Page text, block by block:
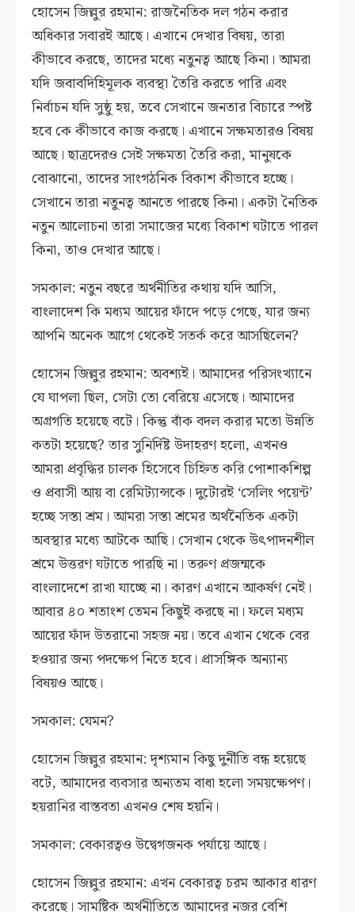
হোসেন জিল্লুর রহমান: রাজনৈতিক দল গঠন করার
অধিকার সবারই আছে। এখানে দেখার বিষয়, তারা
কীভাবে করছে, তাদের মধ্যে নতুনত্ব আছে কিনা। আমরা
যদি জবাবদিহিমূলক ব্যবস্থা তৈরি করতে পারি এবং
নির্বাচন যদি সুষ্ঠু হয়, তবে সেখানে জনতার বিচারে স্পষ্ট
হবে কে কীভাবে কাজ করছে। এখানে সক্ষমতারও বিষয়
আছে। ছাত্রদেরও সেই সক্ষমতা তৈরি করা, মানুষকে
বোঝানো, তাদের সাংগঠনিক বিকাশ কীভাবে হচ্ছে।
সেখানে তারা নতুনত্ব আনতে পারছে কিনা। একটা নৈতিক
নতুন আলোচনা তারা সমাজের মধ্যে বিকাশ ঘটাতে পারল
কিনা, তাও দেখার আছে।
সমকাল: নতুন বছরে অর্থনীতির কথায় যদি আসি,
বাংলাদেশ কি মধ্যম আয়ের ফাঁদে পড়ে গেছে, যার জন্য
আপনি অনেক আগে থেকেই সতর্ক করে আসছিলেন?
হোসেন জিল্লুর রহমান: অবশ্যই। আমাদের পরিসংখ্যানে
যে ঘাপলা ছিল, সেটা তো বেরিয়ে এসেছে। আমাদের
অগ্রগতি হয়েছে বটে। কিন্তু বাঁক বদল করার মতো উন্নতি
কতটা হয়েছে? তার সুনির্দিষ্ট উদাহরণ হলো, এখনও
আমরা প্রবৃদ্ধির চালক হিসেবে চিহ্নিত করি পোশাকশিল্প
ও প্রবাসী আয় বা রেমিট্যান্সকে। দুটোরই ‘সেলিং পয়েন্ট’
হচ্ছে সস্তা শ্রম। আমরা সস্তা শ্রমের অর্থনৈতিক একটা
অবস্থার মধ্যে আটকে আছি। সেখান থেকে উৎপাদনশীল
শ্রমে উত্তরণ ঘটাতে পারছি না। তরুণ প্রজন্মকে
বাংলাদেশে রাখা যাচ্ছে না। কারণ এখানে আকর্ষণ নেই।
আবার ৪০ শতাংশ তেমন কিছুই করছে না। ফলে মধ্যম
আয়ের ফাঁদ উতরানো সহজ নয়। তবে এখান থেকে বের
হওয়ার জন্য পদক্ষেপ নিতে হবে। প্রাসঙ্গিক অন্যান্য
বিষয়ও আছে।
সমকাল: যেমন?
হোসেন জিল্লুর রহমান: দৃশ্যমান কিছু দুর্নীতি বন্ধ হয়েছে
বটে, আমাদের ব্যবসার অন্যতম বাধা হলো সময়ক্ষেপণ।
হয়রানির বাস্তবতা এখনও শেষ হয়নি।
সমকাল: বেকারত্বও উদ্বেগজনক পর্যায়ে আছে।
হোসেন জিল্লুর রহমান: এখন বেকারত্ব চরম আকার ধারণ
করেছে। সামষ্টিক অর্থনীতিতে আমাদের নজর বেশি